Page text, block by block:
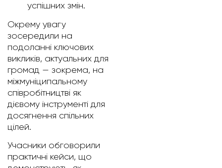
успішних змін.
Окрему увагу
зосередили на
подоланні ключових
викликів, актуальних для
громад — зокрема, на
міжмуніципальному
співробітництві як
дієвому інструменті для
досягнення спільних
цілей.
Учасники обговорили
практичні кейси, що